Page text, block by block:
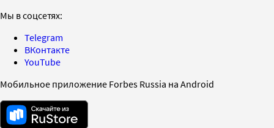
Мы в соцсетях:
Telegram
ВКонтакте
YouTube
Мобильное приложение Forbes Russia на Android